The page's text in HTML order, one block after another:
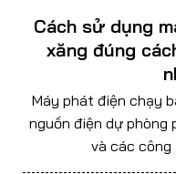
Cách sử dụng
xăng đúng
Máy phát điện chạy
nguồn điện dự phòng
và các công